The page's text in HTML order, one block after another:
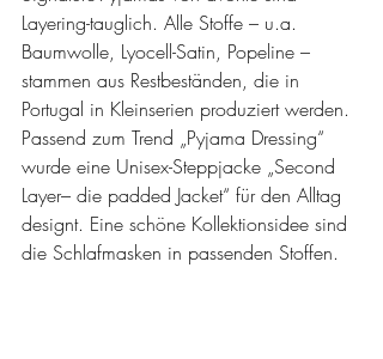
Layering-tauglich. Alle Stoffe – u.a.
Baumwolle, Lyocell-Satin, Popeline –
stammen aus Restbeständen, die in
Portugal in Kleinserien produziert werden.
Passend zum Trend „Pyjama Dressing“
wurde eine Unisex-Steppjacke „Second
Layer– die padded Jacket“ für den Alltag
designt. Eine schöne Kollektionsidee sind
die Schlafmasken in passenden Stoffen.